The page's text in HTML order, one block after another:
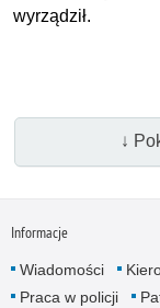
wyrządził.
↓
Informacje
Wiadomości
Praca w policji